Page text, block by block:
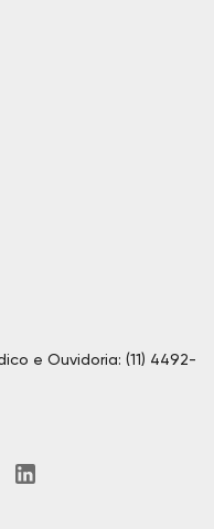
e Ouvidoria: (11) 4492-